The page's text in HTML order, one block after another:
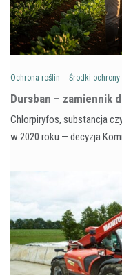
Ochrona roślin Środki ochrony
Dursban – zamiennik
Chlorpiryfos, substancja
w 2020 roku — decyzja